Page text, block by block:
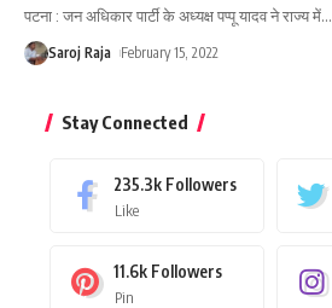
पटना : जन अधिकार पार्टी के अध्यक्ष पप्पू यादव ने राज्य में…
Saroj Raja February 15, 2022
Stay Connected
235.3k Followers
Like
11.6k Followers
Pin